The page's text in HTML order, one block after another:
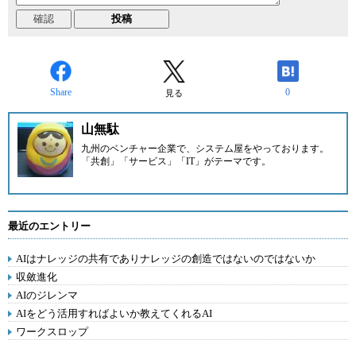
Share 見る 0
山無駄
九州のベンチャー企業で、システム屋をやっております。
「共創」「サービス」「IT」がテーマです。
最近のエントリー
AIはナレッジの共有でありナレッジの創造ではないのではないか
収斂進化
AIのジレンマ
AIをどう活用すればよいか教えてくれるAI
ワークスロップ